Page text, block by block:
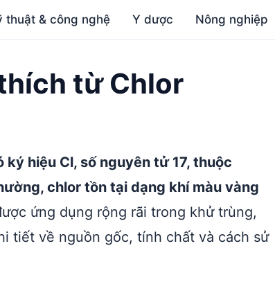
thuật & công nghệ Y dược Nông nghiệp
từ Chlor
hiệu Cl, số nguyên tử 17, thuộc
chlor tồn tại dạng khí màu vàng
ứng dụng rộng rãi trong khử trùng,
tiết về nguồn gốc, tính chất và cách sử